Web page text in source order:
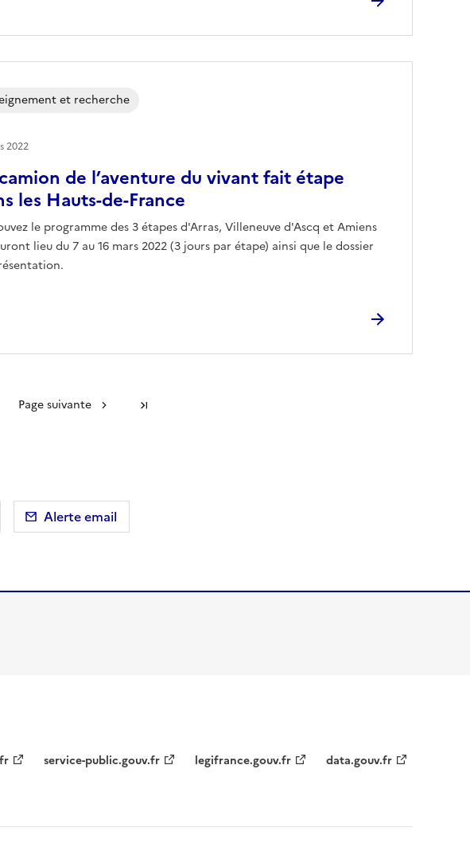
de l’aventure du vivant fait étape
les Hauts-de-France
le programme des 3 étapes d'Arras, Villeneuve d'Ascq et Amiens
lieu du 7 au 16 mars 2022 (3 jours par étape) ainsi que le dossier
et recherche
2022
Page suivante
Alerte email
service-public.gouv.fr legifrance.gouv.fr data.gouv.fr